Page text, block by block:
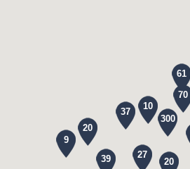
70
37
20
300
20
9
27
39
61
10